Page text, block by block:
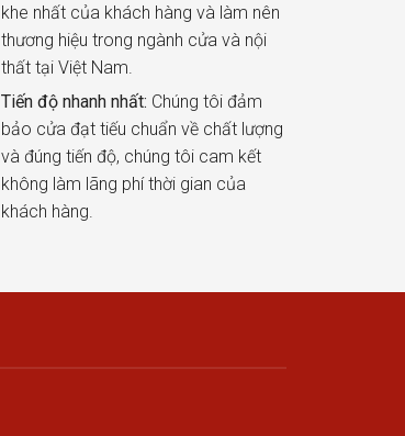
khe nhất của khách hàng và làm nên
thương hiệu trong ngành cửa và nội
thất tại Việt Nam.
Tiến độ nhanh nhất: Chúng tôi đảm
bảo cửa đạt tiếu chuẩn về chất lượng
và đúng tiến độ, chúng tôi cam kết
không làm lãng phí thời gian của
khách hàng.